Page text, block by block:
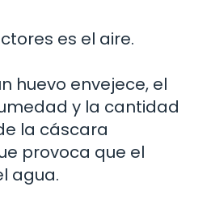
es el aire.
huevo envejece, el
y la cantidad
la cáscara
provoca que el
agua.